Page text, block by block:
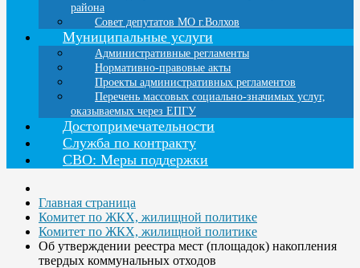
района
Совет депутатов МО г.Волхов
Муниципальные услуги
Административные регламенты
Нормативно-правовые акты
Проекты административных регламентов
Перечень массовых социально-значимых услуг,
оказываемых через ЕПГУ
Достопримечательности
Служба по контракту
СВО: Меры поддержки
Главная страница
Комитет по ЖКХ, жилищной политике
Комитет по ЖКХ, жилищной политике
Об утверждении реестра мест (площадок) накопления
твердых коммунальных отходов